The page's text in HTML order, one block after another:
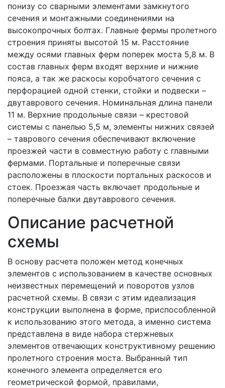
понизу со сварными элементами замкнутого
сечения и монтажными соединениями на
высокопрочных болтах. Главные фермы пролетного
строения приняты высотой 15 м. Расстояние
между осями главных ферм поперек моста 5,8 м. В
состав главных ферм входят верхние и нижние
пояса, а так же раскосы коробчатого сечения с
перфорацией одной стенки, стойки и подвески –
двутаврового сечения. Номинальная длина панели
11 м. Верхние продольные связи – крестовой
системы с панелью 5,5 м, элементы нижних связей
– таврового сечения обеспечивают включение
проезжей части в совместную работу с главными
фермами. Портальные и поперечные связи
расположены в плоскости портальных раскосов и
стоек. Проезжая часть включает продольные и
поперечные балки двутаврового сечения.
Описание расчетной
схемы
В основу расчета положен метод конечных
элементов с использованием в качестве основных
неизвестных перемещений и поворотов узлов
расчетной схемы. В связи с этим идеализация
конструкции выполнена в форме, приспособленной
к использованию этого метода, а именно система
представлена в виде набора стержневых
элементов отвечающих конструктивному решению
пролетного строения моста. Выбранный тип
конечного элемента определяется его
геометрической формой, правилами,